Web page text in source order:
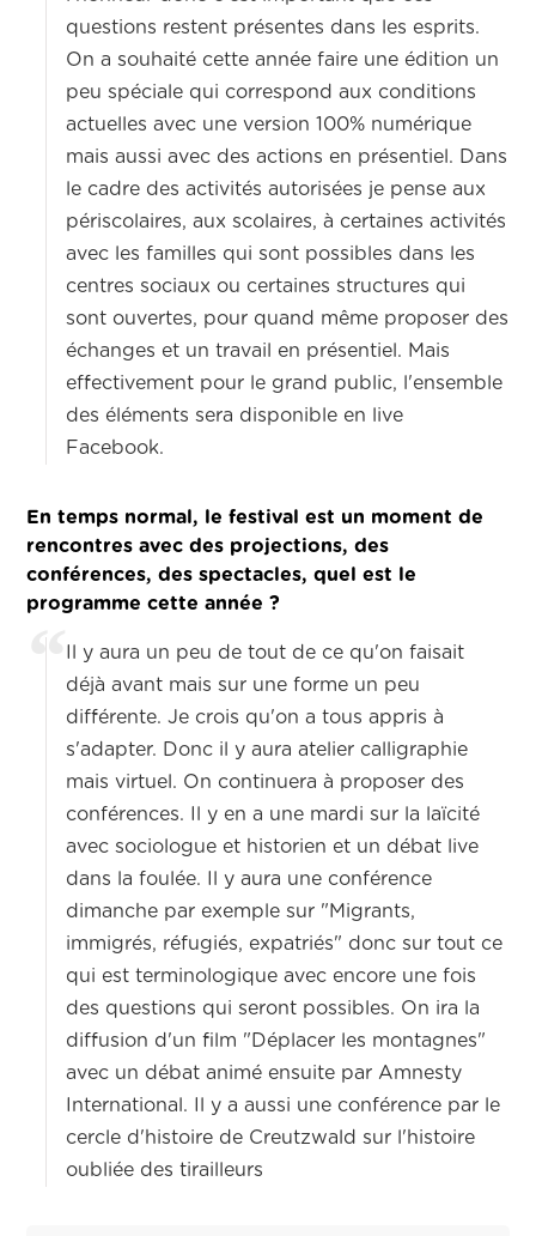
questions restent présentes dans les esprits.
On a souhaité cette année faire une édition un
peu spéciale qui correspond aux conditions
actuelles avec une version 100% numérique
mais aussi avec des actions en présentiel. Dans
le cadre des activités autorisées je pense aux
périscolaires, aux scolaires, à certaines activités
avec les familles qui sont possibles dans les
centres sociaux ou certaines structures qui
sont ouvertes, pour quand même proposer des
échanges et un travail en présentiel. Mais
effectivement pour le grand public, l'ensemble
des éléments sera disponible en live
Facebook.
En temps normal, le festival est un moment de
rencontres avec des projections, des
conférences, des spectacles, quel est le
programme cette année ?
Il y aura un peu de tout de ce qu'on faisait
déjà avant mais sur une forme un peu
différente. Je crois qu'on a tous appris à
s'adapter. Donc il y aura atelier calligraphie
mais virtuel. On continuera à proposer des
conférences. Il y en a une mardi sur la laïcité
avec sociologue et historien et un débat live
dans la foulée. Il y aura une conférence
dimanche par exemple sur "Migrants,
immigrés, réfugiés, expatriés" donc sur tout ce
qui est terminologique avec encore une fois
des questions qui seront possibles. On ira la
diffusion d'un film "Déplacer les montagnes"
avec un débat animé ensuite par Amnesty
International. Il y a aussi une conférence par le
cercle d'histoire de Creutzwald sur l'histoire
oubliée des tirailleurs